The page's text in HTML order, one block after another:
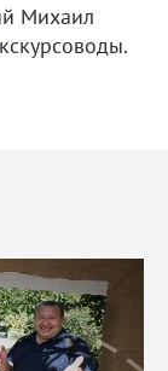
Михаил